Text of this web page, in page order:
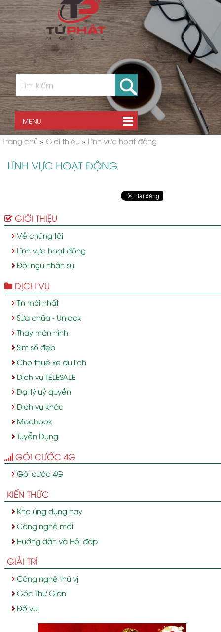
MENU
Trang chủ » Giới thiệu » Lĩnh vực hoạt động
LĨNH VỰC HOẠT ĐỘNG
GIỚI THIỆU
Về chúng tôi
Lĩnh vực hoạt động
Đội ngũ nhân sự
DỊCH VỤ
Tin mới nhất
Sửa chữa - Unlock
Thay màn hình
Sim số đẹp
Cho thuê xe du lịch
Dịch vụ TELESALE
Đại lý uỷ quyền
Dịch vụ khác
Macbook
Tuyển Dụng
GÓI CƯỚC 4G
Gói cước 4G
KIẾN THỨC
Kho ứng dụng hay
Công nghệ mới
Hướng dẫn và Hỏi đáp
GIẢI TRÍ
Công nghệ thú vị
Góc Thư Giãn
Đố vui